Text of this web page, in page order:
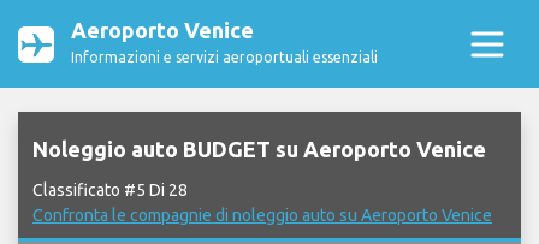
Aeroporto Venice
Informazioni e servizi aeroportuali essenziali
Noleggio auto BUDGET su Aeroporto Venice
Classificato #5 Di 28
Confronta le compagnie di noleggio auto su Aeroporto Venice